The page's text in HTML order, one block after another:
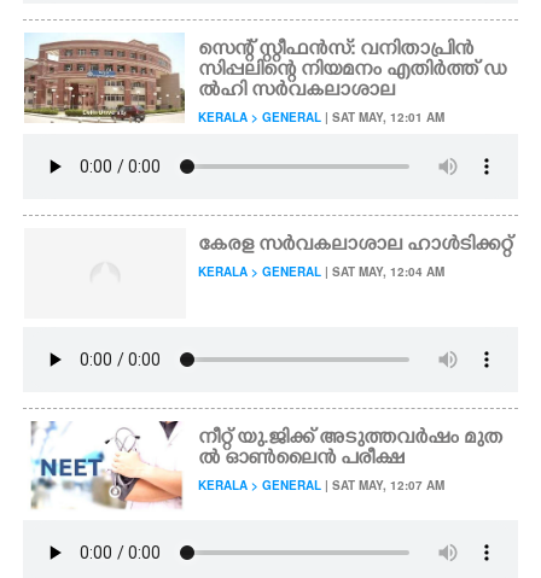
സെന്റ് സ്റ്റീഫൻസ്: വനിതാപ്രിൻ
സിപ്പലിന്റെ നിയമനം എതിർത്ത് ഡ
ൽഹി സർവകലാശാല
KERALA > GENERAL | SAT MAY, 12:01 AM
കേരള സർവകലാശാല ഹാൾടിക്കറ്റ്
KERALA > GENERAL | SAT MAY, 12:04 AM
നീറ്റ് യു.ജിക്ക് അടുത്തവ‌ർഷം മുത
ൽ ഓൺലൈൻ പരീക്ഷ
KERALA > GENERAL | SAT MAY, 12:07 AM